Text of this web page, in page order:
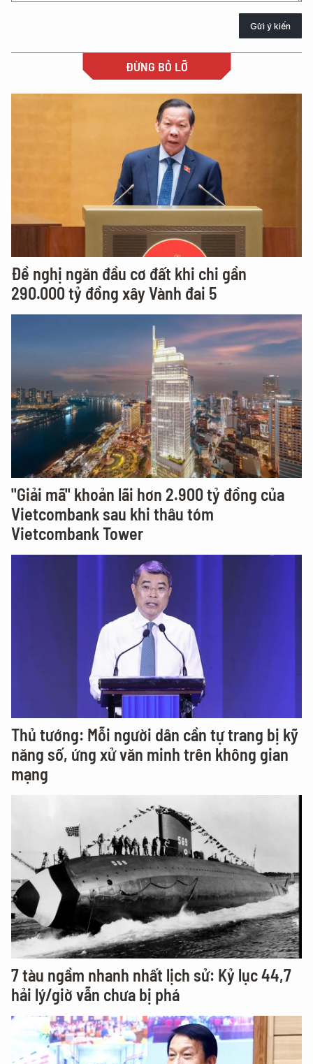
Gửi ý kiến
ĐỪNG BỎ LỠ
Đề nghị ngăn đầu cơ đất khi chi gần
290.000 tỷ đồng xây Vành đai 5
"Giải mã" khoản lãi hơn 2.900 tỷ đồng của
Vietcombank sau khi thâu tóm
Vietcombank Tower
Thủ tướng: Mỗi người dân cần tự trang bị kỹ
năng số, ứng xử văn minh trên không gian
mạng
7 tàu ngầm nhanh nhất lịch sử: Kỷ lục 44,7
hải lý/giờ vẫn chưa bị phá